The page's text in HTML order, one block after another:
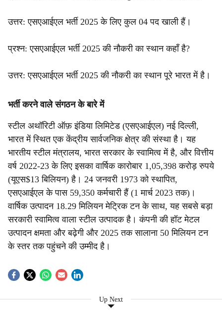
उत्तर: एसएआईएल भर्ती 2025 के लिए कुल 04 पद खाली हैं।
प्रश्न: एसएआईएल भर्ती 2025 की नौकरी का स्थान कहाँ है?
उत्तर: एसएआईएल भर्ती 2025 की नौकरी का स्थान पूरे भारत में है।
भर्ती करने वाले संगठन के बारे में
स्टील अथॉरिटी ऑफ़ इंडिया लिमिटेड (एसएआईएल) नई दिल्ली,
भारत में स्थित एक केंद्रीय सार्वजनिक क्षेत्र की संस्था है। यह
भारतीय स्टील मंत्रालय, भारत सरकार के स्वामित्व में है, और वित्तीय
वर्ष 2022-23 के लिए इसका वार्षिक कारोबार 1,05,398 करोड़ रुपये
(यूएस$13 बिलियन) है। 24 जनवरी 1973 को स्थापित,
एसएआईएल के पास 59,350 कर्मचारी हैं (1 मार्च 2023 तक)।
वार्षिक उत्पादन 18.29 मिलियन मेट्रिक टन के साथ, यह सबसे बड़ा
सरकारी स्वामित्व वाला स्टील उत्पादक है। कंपनी की हॉट मेटल
उत्पादन क्षमता और बढ़ेगी और 2025 तक सालाना 50 मिलियन टन
के स्तर तक पहुंचने की उम्मीद है।
Up Next